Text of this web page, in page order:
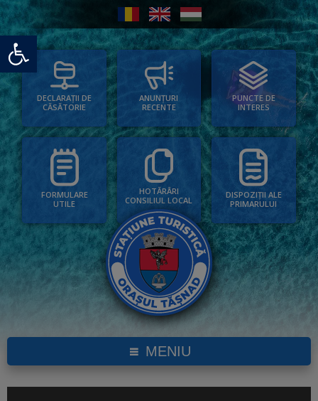
Deschide bara de unelte
DECLARAȚII DE
CĂSĂTORIE
ANUNȚURI
RECENTE
PUNCTE DE
INTERES
FORMULARE
UTILE
HOTĂRÂRI
CONSILIUL LOCAL
DISPOZIȚII ALE
PRIMARULUI
MENIU